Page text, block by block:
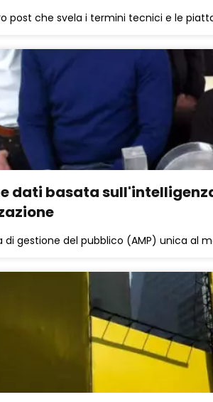
post che svela i termini tecnici e le
dati basata
gestione del pubblico (AMP) unica al